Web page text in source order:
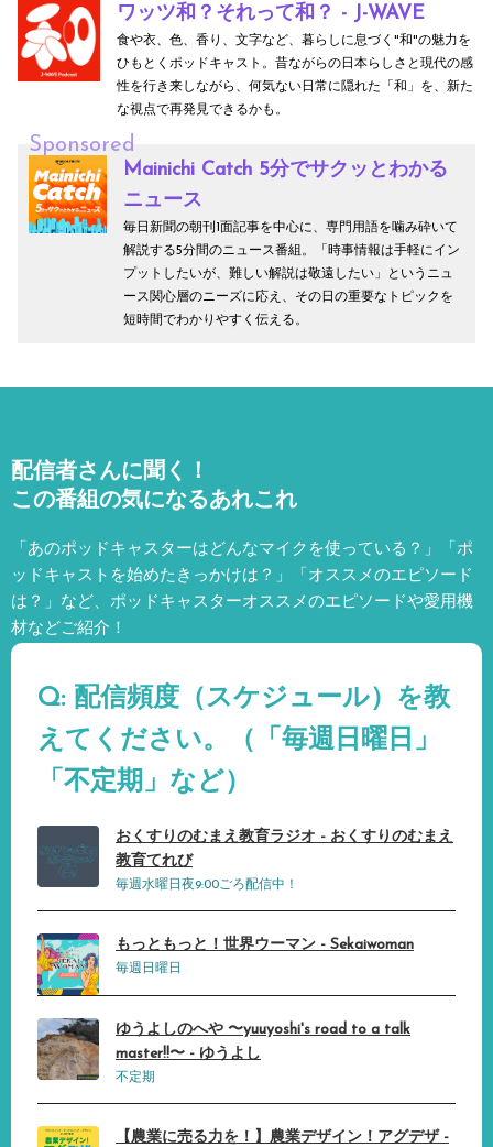
ワッツ和？それって和？ - J-WAVE
食や衣、色、香り、文字など、暮らしに息づく"和"の魅力を
ひもとくポッドキャスト。昔ながらの日本らしさと現代の感
性を行き来しながら、何気ない日常に隠れた「和」を、新た
な視点で再発見できるかも。
Sponsored
Mainichi Catch 5分でサクッとわかる
ニュース
毎日新聞の朝刊1面記事を中心に、専門用語を噛み砕いて
解説する5分間のニュース番組。「時事情報は手軽にイン
プットしたいが、難しい解説は敬遠したい」というニュ
ース関心層のニーズに応え、その日の重要なトピックを
短時間でわかりやすく伝える。
配信者さんに聞く！
この番組の気になるあれこれ
「あのポッドキャスターはどんなマイクを使っている？」「ポ
ッドキャストを始めたきっかけは？」「オススメのエピソード
は？」など、 ポッドキャスターオススメのエピソードや愛用機
材などご紹介！
Q: 配信頻度（スケジュール）を教
えてください。（「毎週日曜日」
「不定期」など）
おくすりのむまえ教育ラジオ - おくすりのむまえ
教育てれび
毎週水曜日夜9:00ごろ配信中！
もっともっと！世界ウーマン - Sekaiwoman
毎週日曜日
ゆうよしのへや 〜yuuyoshi's road to a talk
master!!〜 - ゆうよし
不定期
【農業に売る力を！】農業デザイン！アグデザ -